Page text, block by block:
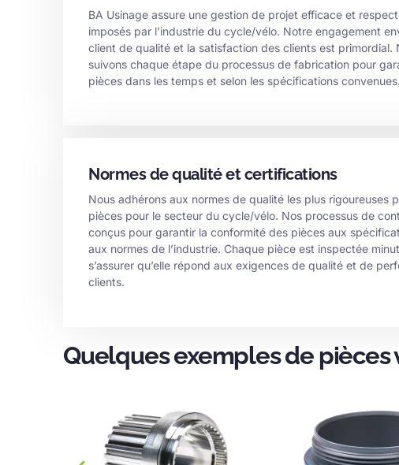
BA Usinage assure une gestion de projet efficace et
imposés par l’industrie du cycle/vélo. Notre engagement
client de qualité et la satisfaction des clients est primordial.
suivons chaque étape du processus de fabrication pour
pièces dans les temps et selon les spécifications convenues.
Normes de qualité et certifications
Nous adhérons aux normes de qualité les plus rigoureuses
pièces pour le secteur du cycle/vélo. Nos processus de
conçus pour garantir la conformité des pièces aux
aux normes de l’industrie. Chaque pièce est inspectée
s’assurer qu’elle répond aux exigences de qualité et de
clients.
Quelques exemples de